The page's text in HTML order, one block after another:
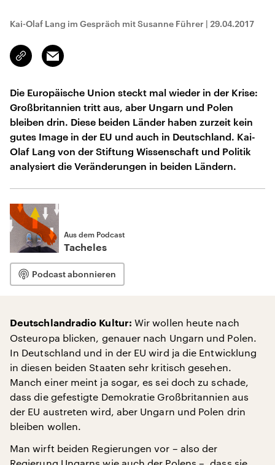
Kai-Olaf Lang im Gespräch mit Susanne Führer | 29.04.2017
Link
kopieren/teilen
Email
Die Europäische Union steckt mal wieder in der Krise:
Großbritannien tritt aus, aber Ungarn und Polen
bleiben drin. Diese beiden Länder haben zurzeit kein
gutes Image in der EU und auch in Deutschland. Kai-
Olaf Lang von der Stiftung Wissenschaft und Politik
analysiert die Veränderungen in beiden Ländern.
Aus dem Podcast
Tacheles
Podcast abonnieren
Deutschlandradio Kultur: Wir wollen heute nach
Osteuropa blicken, genauer nach Ungarn und Polen.
In Deutschland und in der EU wird ja die Entwicklung
in diesen beiden Staaten sehr kritisch gesehen.
Manch einer meint ja sogar, es sei doch zu schade,
dass die gefestigte Demokratie Großbritannien aus
der EU austreten wird, aber Ungarn und Polen drin
bleiben wollen.
Man wirft beiden Regierungen vor – also der